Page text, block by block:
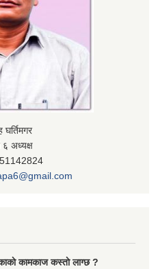
अध्यक्ष
कामकाज कस्ताे लाग्छ ?